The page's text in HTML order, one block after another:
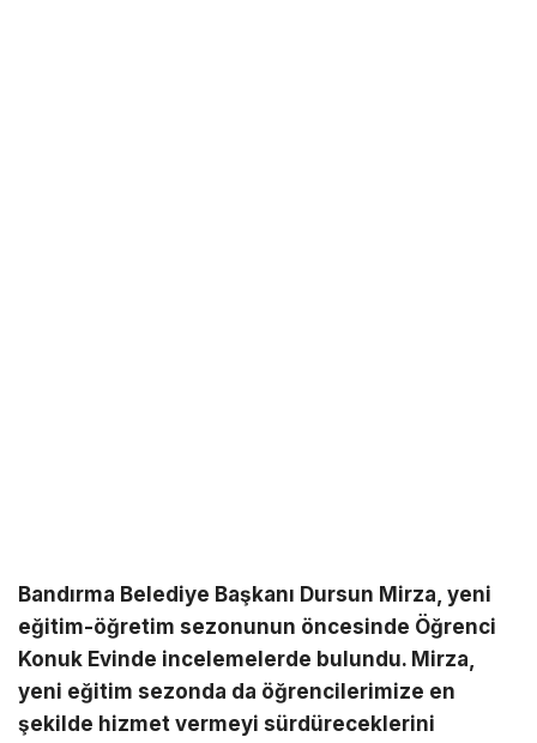
Bandırma Belediye Başkanı Dursun Mirza, yeni
eğitim-öğretim sezonunun öncesinde Öğrenci
Konuk Evinde incelemelerde bulundu. Mirza,
yeni eğitim sezonda da öğrencilerimize en
şekilde hizmet vermeyi sürdüreceklerini